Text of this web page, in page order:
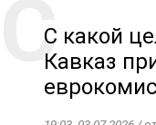
С какой
Кавказ